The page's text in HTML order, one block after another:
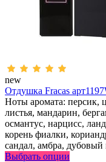
new
Отдушка Fracas
Ноты аромата: персик,
листья, мандарин,
османтус, нарцисс,
корень фиалки,
сандал, амбра, дубовый
Выбрать опции